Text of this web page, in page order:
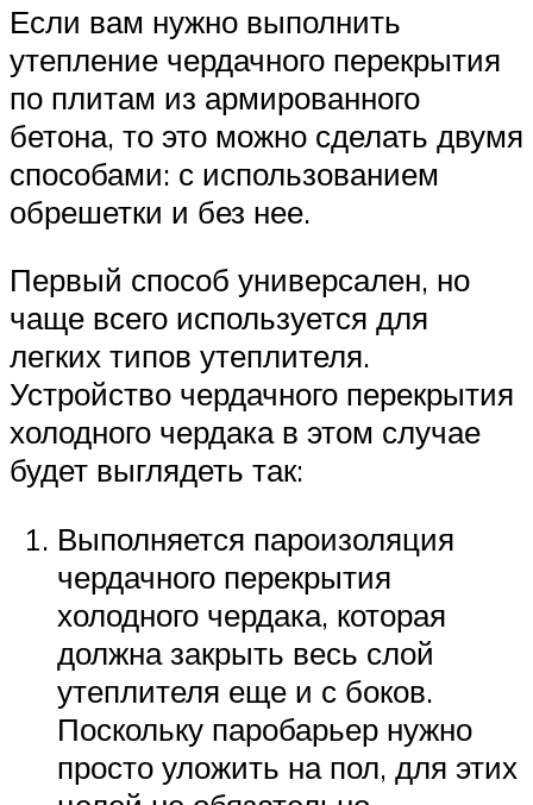
Если вам нужно выполнить
утепление чердачного перекрытия
по плитам из армированного
бетона, то это можно сделать двумя
способами: с использованием
обрешетки и без нее.
Первый способ универсален, но
чаще всего используется для
легких типов утеплителя.
Устройство чердачного перекрытия
холодного чердака в этом случае
будет выглядеть так:
Выполняется пароизоляция
чердачного перекрытия
холодного чердака, которая
должна закрыть весь слой
утеплителя еще и с боков.
Поскольку паробарьер нужно
просто уложить на пол, для этих